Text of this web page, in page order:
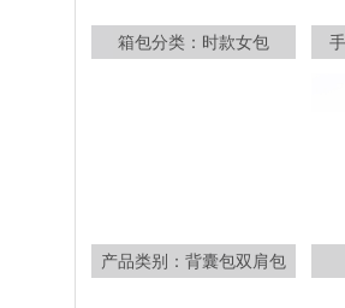
箱包分类：时款女包
产品类别：背囊包双肩包